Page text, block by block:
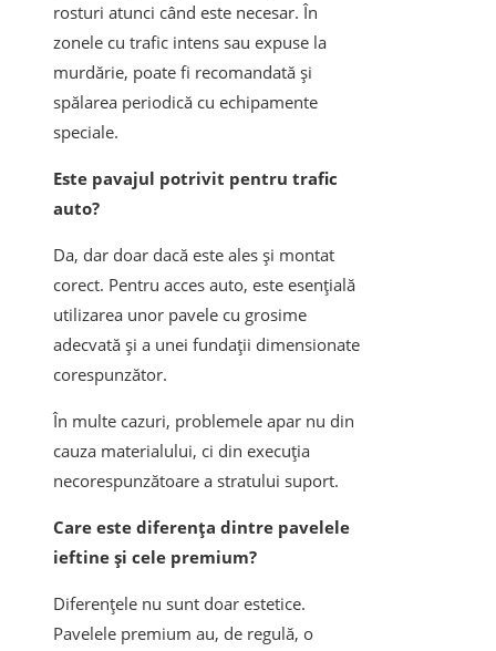
rosturi atunci când este necesar. În
zonele cu trafic intens sau expuse la
murdărie, poate fi recomandată și
spălarea periodică cu echipamente
speciale.
Este pavajul potrivit pentru trafic
auto?
Da, dar doar dacă este ales și montat
corect. Pentru acces auto, este esențială
utilizarea unor pavele cu grosime
adecvată și a unei fundații dimensionate
corespunzător.
În multe cazuri, problemele apar nu din
cauza materialului, ci din execuția
necorespunzătoare a stratului suport.
Care este diferența dintre pavelele
ieftine și cele premium?
Diferențele nu sunt doar estetice.
Pavelele premium au, de regulă, o